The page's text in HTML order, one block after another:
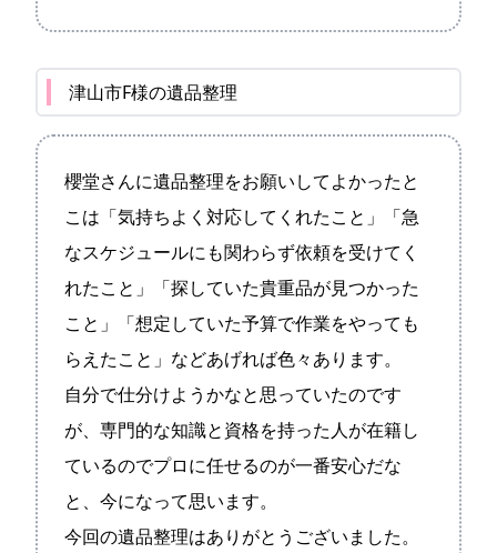
津山市F様の遺品整理
櫻堂さんに遺品整理をお願いしてよかったと
こは「気持ちよく対応してくれたこと」「急
なスケジュールにも関わらず依頼を受けてく
れたこと」「探していた貴重品が見つかった
こと」「想定していた予算で作業をやっても
らえたこと」などあげれば色々あります。
自分で仕分けようかなと思っていたのです
が、専門的な知識と資格を持った人が在籍し
ているのでプロに任せるのが一番安心だな
と、今になって思います。
今回の遺品整理はありがとうございました。